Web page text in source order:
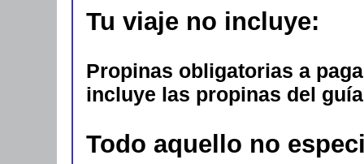
Tu viaje no incluye:
Propinas obligatorias a
incluye las propinas del
Todo aquello no